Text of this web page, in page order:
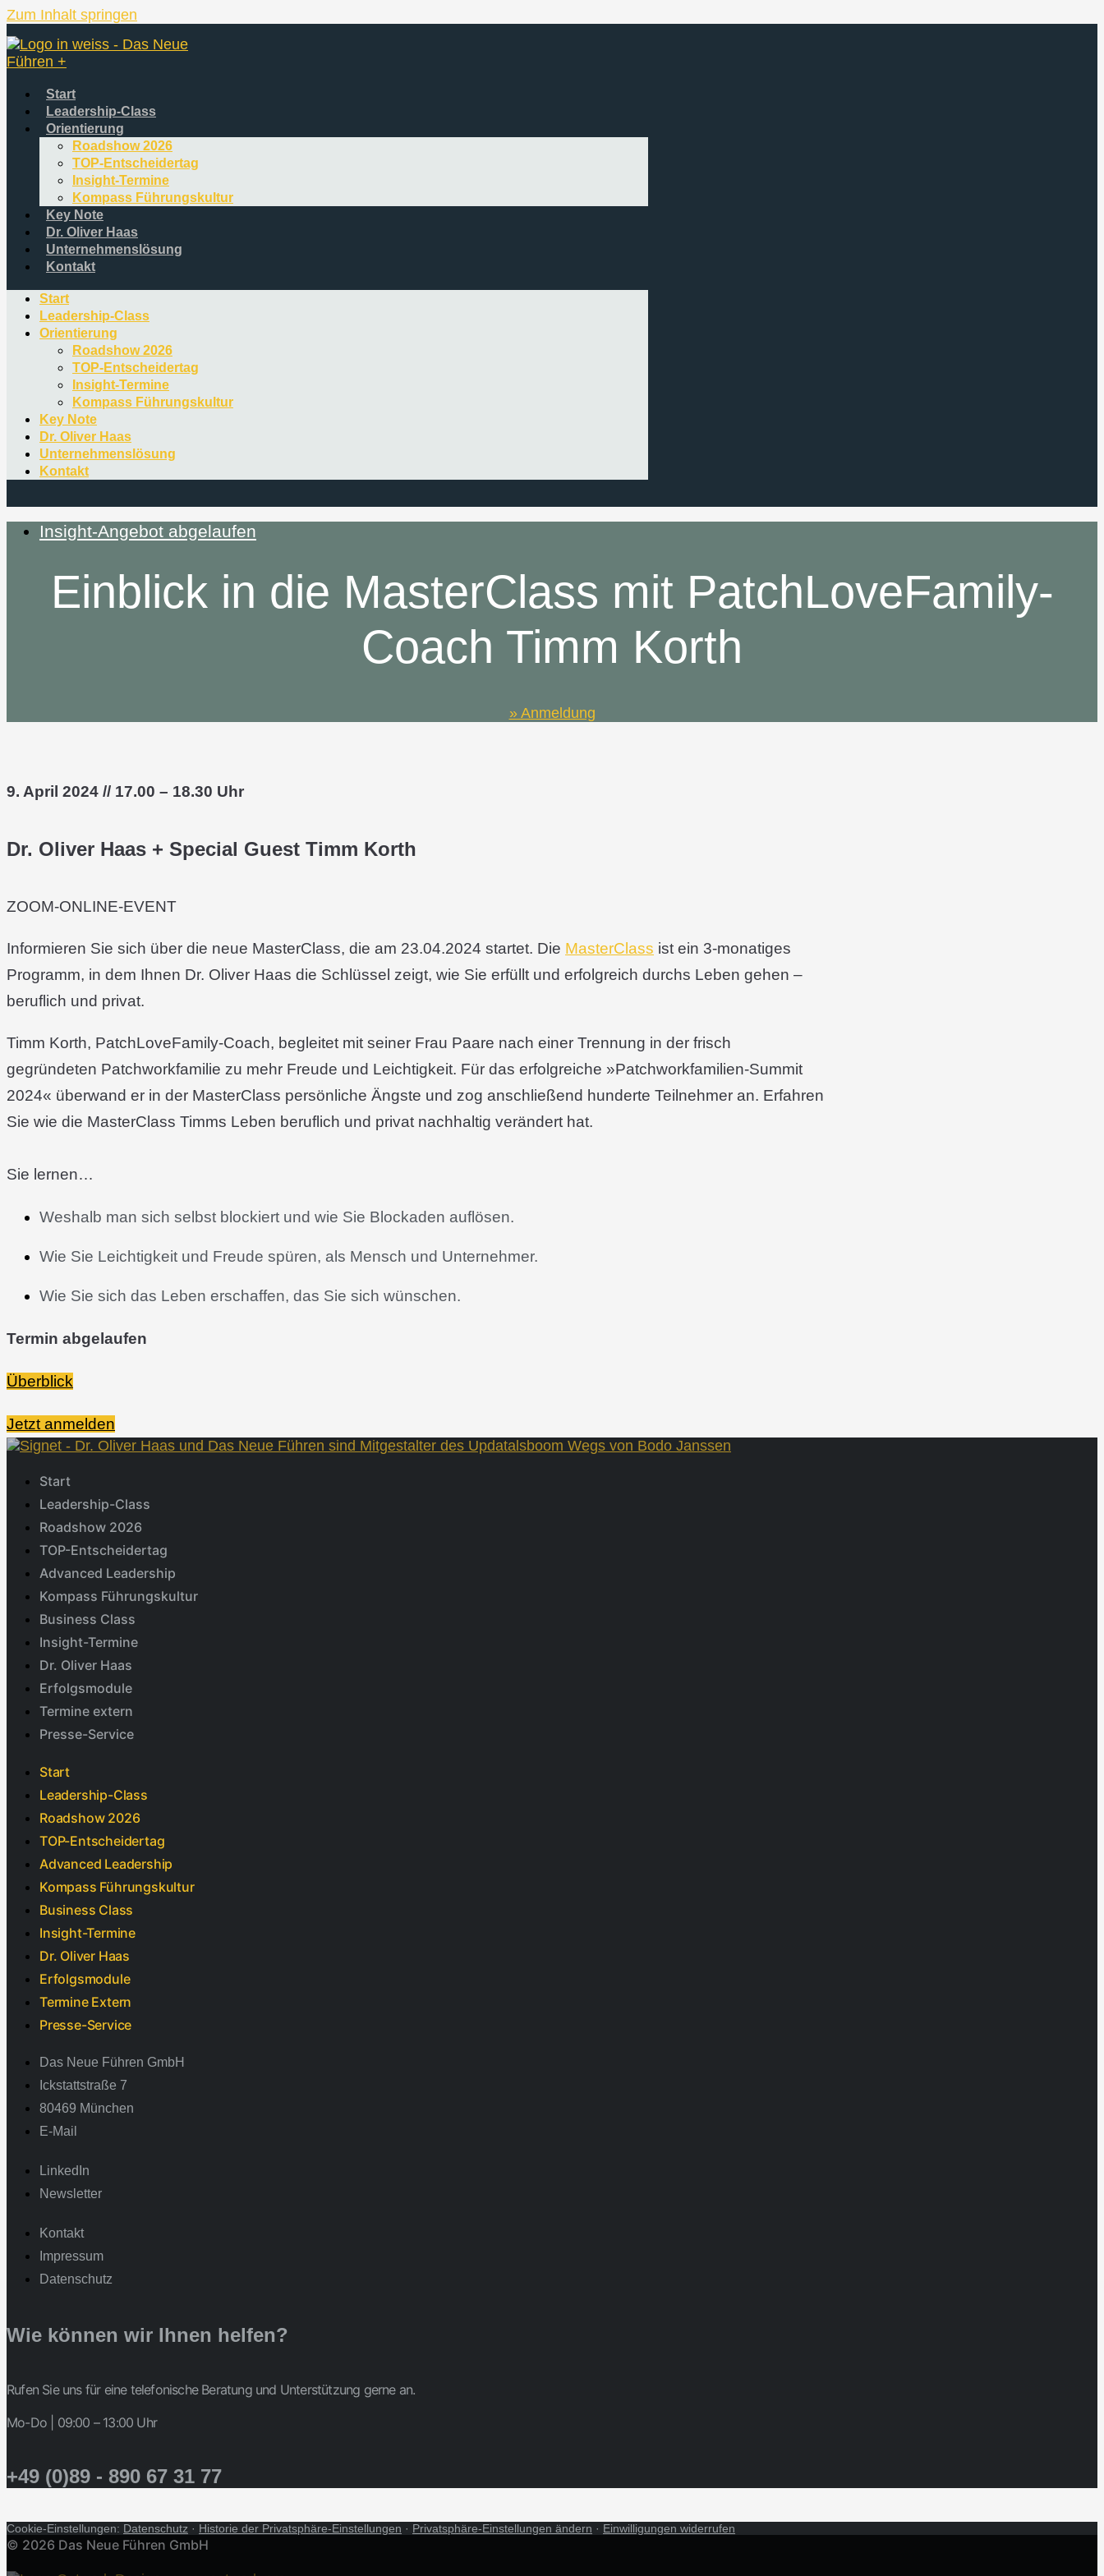
Zum Inhalt springen
Start
Leadership-Class
Orientierung
Roadshow 2026
TOP-Entscheidertag
Insight-Termine
Kompass Führungskultur
Key Note
Dr. Oliver Haas
Unternehmenslösung
Kontakt
Start
Leadership-Class
Orientierung
Roadshow 2026
TOP-Entscheidertag
Insight-Termine
Kompass Führungskultur
Key Note
Dr. Oliver Haas
Unternehmenslösung
Kontakt
Insight-Angebot abgelaufen
Einblick in die MasterClass mit PatchLoveFamily-
Coach Timm Korth
» Anmeldung
9. April 2024 // 17.00 – 18.30 Uhr
Dr. Oliver Haas + Special Guest Timm Korth
ZOOM-ONLINE-EVENT
Informieren Sie sich über die neue MasterClass, die am 23.04.2024 startet. Die MasterClass ist ein 3-monatiges
Programm, in dem Ihnen Dr. Oliver Haas die Schlüssel zeigt, wie Sie erfüllt und erfolgreich durchs Leben gehen –
beruflich und privat.
Timm Korth, PatchLoveFamily-Coach, begleitet mit seiner Frau Paare nach einer Trennung in der frisch
gegründeten Patchworkfamilie zu mehr Freude und Leichtigkeit. Für das erfolgreiche »Patchworkfamilien-Summit
2024« überwand er in der MasterClass persönliche Ängste und zog anschließend hunderte Teilnehmer an. Erfahren
Sie wie die MasterClass Timms Leben beruflich und privat nachhaltig verändert hat.
Sie lernen…
Weshalb man sich selbst blockiert und wie Sie Blockaden auflösen.
Wie Sie Leichtigkeit und Freude spüren, als Mensch und Unternehmer.
Wie Sie sich das Leben erschaffen, das Sie sich wünschen.
Termin abgelaufen
Überblick
Jetzt anmelden
Start
Leadership-Class
Roadshow 2026
TOP-Entscheidertag
Advanced Leadership
Kompass Führungskultur
Business Class
Insight-Termine
Dr. Oliver Haas
Erfolgsmodule
Termine extern
Presse-Service
Start
Leadership-Class
Roadshow 2026
TOP-Entscheidertag
Advanced Leadership
Kompass Führungskultur
Business Class
Insight-Termine
Dr. Oliver Haas
Erfolgsmodule
Termine Extern
Presse-Service
Das Neue Führen GmbH
Ickstattstraße 7
80469 München
E-Mail
LinkedIn
Newsletter
Kontakt
Impressum
Datenschutz
Wie können wir Ihnen helfen?
Rufen Sie uns für eine telefonische Beratung und Unterstützung gerne an.
Mo-Do | 09:00 – 13:00 Uhr
+49 (0)89 - 890 67 31 77
Cookie-Einstellungen: Datenschutz · Historie der Privatsphäre-Einstellungen · Privatsphäre-Einstellungen ändern · Einwilligungen widerrufen
© 2026 Das Neue Führen GmbH